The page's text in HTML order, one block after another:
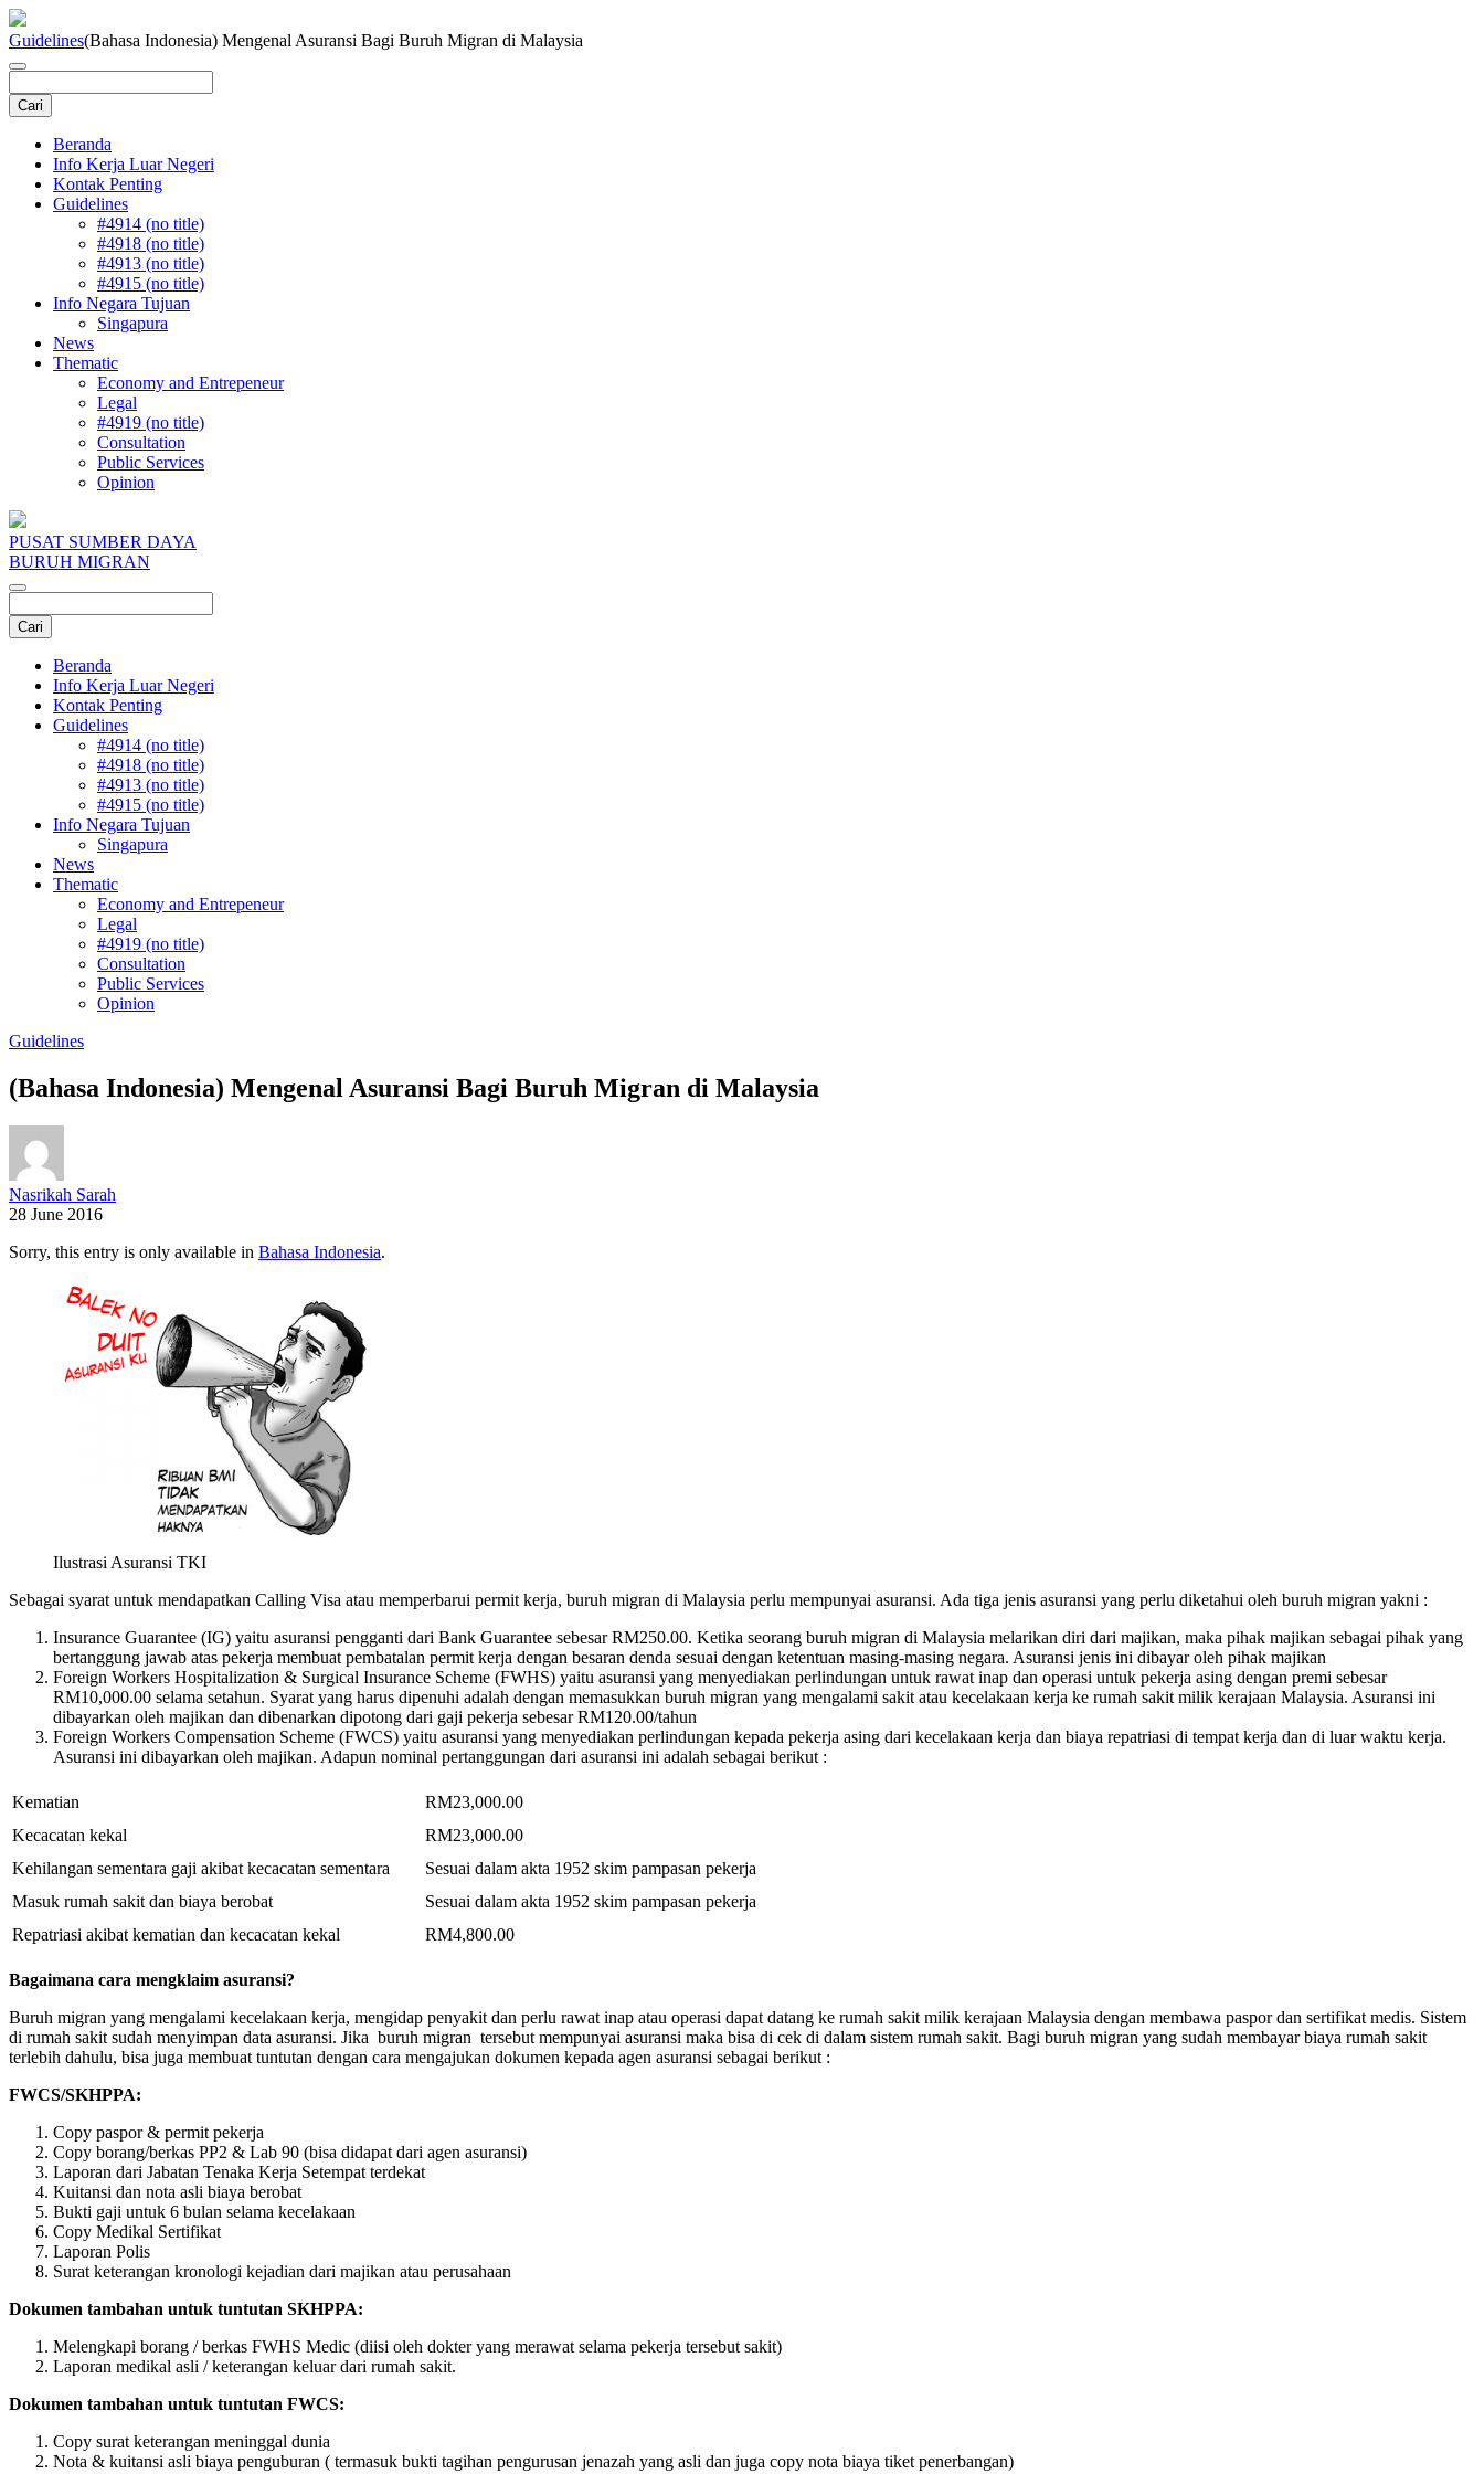
Guidelines(Bahasa Indonesia) Mengenal Asuransi Bagi Buruh Migran di Malaysia
Beranda
Info Kerja Luar Negeri
Kontak Penting
Guidelines
#4914 (no title)
#4918 (no title)
#4913 (no title)
#4915 (no title)
Info Negara Tujuan
Singapura
News
Thematic
Economy and Entrepeneur
Legal
#4919 (no title)
Consultation
Public Services
Opinion
PUSAT SUMBER DAYA
BURUH MIGRAN
Beranda
Info Kerja Luar Negeri
Kontak Penting
Guidelines
#4914 (no title)
#4918 (no title)
#4913 (no title)
#4915 (no title)
Info Negara Tujuan
Singapura
News
Thematic
Economy and Entrepeneur
Legal
#4919 (no title)
Consultation
Public Services
Opinion
Guidelines
(Bahasa Indonesia) Mengenal Asuransi Bagi Buruh Migran di Malaysia
Nasrikah Sarah
28 June 2016
Sorry, this entry is only available in Bahasa Indonesia.
Ilustrasi Asuransi TKI
Sebagai syarat untuk mendapatkan Calling Visa atau memperbarui permit kerja, buruh migran di Malaysia perlu mempunyai asuransi. Ada tiga jenis asuransi yang perlu diketahui oleh buruh migran yakni :
Insurance Guarantee (IG) yaitu asuransi pengganti dari Bank Guarantee sebesar RM250.00. Ketika seorang buruh migran di Malaysia melarikan diri dari majikan, maka pihak majikan sebagai pihak yang
bertanggung jawab atas pekerja membuat pembatalan permit kerja dengan besaran denda sesuai dengan ketentuan masing-masing negara. Asuransi jenis ini dibayar oleh pihak majikan
Foreign Workers Hospitalization & Surgical Insurance Scheme (FWHS) yaitu asuransi yang menyediakan perlindungan untuk rawat inap dan operasi untuk pekerja asing dengan premi sebesar
RM10,000.00 selama setahun. Syarat yang harus dipenuhi adalah dengan memasukkan buruh migran yang mengalami sakit atau kecelakaan kerja ke rumah sakit milik kerajaan Malaysia. Asuransi ini
dibayarkan oleh majikan dan dibenarkan dipotong dari gaji pekerja sebesar RM120.00/tahun
Foreign Workers Compensation Scheme (FWCS) yaitu asuransi yang menyediakan perlindungan kepada pekerja asing dari kecelakaan kerja dan biaya repatriasi di tempat kerja dan di luar waktu kerja.
Asuransi ini dibayarkan oleh majikan. Adapun nominal pertanggungan dari asuransi ini adalah sebagai berikut :
Kematian
RM23,000.00
Kecacatan kekal
RM23,000.00
Kehilangan sementara gaji akibat kecacatan sementara
Sesuai dalam akta 1952 skim pampasan pekerja
Masuk rumah sakit dan biaya berobat
Sesuai dalam akta 1952 skim pampasan pekerja
Repatriasi akibat kematian dan kecacatan kekal
RM4,800.00
Bagaimana cara mengklaim asuransi?
Buruh migran yang mengalami kecelakaan kerja, mengidap penyakit dan perlu rawat inap atau operasi dapat datang ke rumah sakit milik kerajaan Malaysia dengan membawa paspor dan sertifikat medis. Sistem
di rumah sakit sudah menyimpan data asuransi. Jika buruh migran tersebut mempunyai asuransi maka bisa di cek di dalam sistem rumah sakit. Bagi buruh migran yang sudah membayar biaya rumah sakit
terlebih dahulu, bisa juga membuat tuntutan dengan cara mengajukan dokumen kepada agen asuransi sebagai berikut :
FWCS/SKHPPA:
Copy paspor & permit pekerja
Copy borang/berkas PP2 & Lab 90 (bisa didapat dari agen asuransi)
Laporan dari Jabatan Tenaka Kerja Setempat terdekat
Kuitansi dan nota asli biaya berobat
Bukti gaji untuk 6 bulan selama kecelakaan
Copy Medikal Sertifikat
Laporan Polis
Surat keterangan kronologi kejadian dari majikan atau perusahaan
Dokumen tambahan untuk tuntutan SKHPPA:
Melengkapi borang / berkas FWHS Medic (diisi oleh dokter yang merawat selama pekerja tersebut sakit)
Laporan medikal asli / keterangan keluar dari rumah sakit.
Dokumen tambahan untuk tuntutan FWCS:
Copy surat keterangan meninggal dunia
Nota & kuitansi asli biaya penguburan ( termasuk bukti tagihan pengurusan jenazah yang asli dan juga copy nota biaya tiket penerbangan)